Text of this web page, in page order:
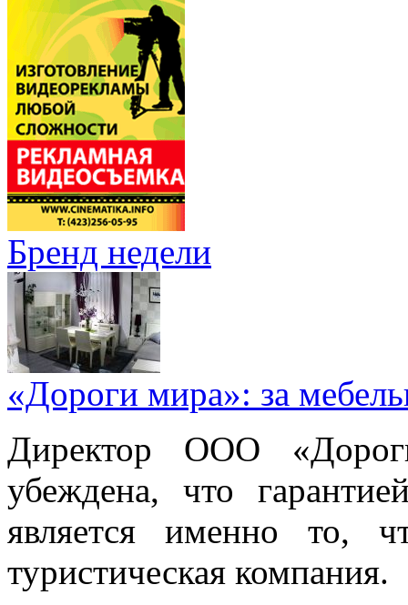
Бренд недели
«Дороги мира»: за
Директор ООО
убеждена, что
является именно то,
туристическая компания.